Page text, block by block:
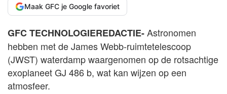
Maak GFC je Google favoriet
GFC TECHNOLOGIEREDACTIE-Astronomen
hebben met de James Webb-ruimtetelescoop
(JWST) waterdamp waargenomen op de rotsachtige
exoplaneet GJ 486 b, wat kan wijzen op een
atmosfeer.